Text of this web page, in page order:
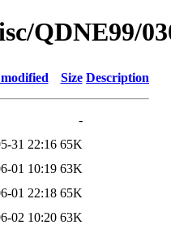
QDNE99/
Size Description
-
31 22:16 65K
01 10:19 63K
01 22:18 65K
02 10:20 63K